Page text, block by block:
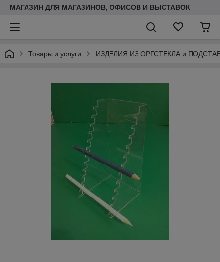
МАГАЗИН ДЛЯ МАГАЗИНОВ, ОФИСОВ И ВЫСТАВОК
Товары и услуги ИЗДЕЛИЯ ИЗ ОРГСТЕКЛА и